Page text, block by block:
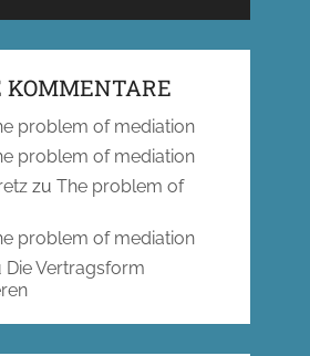
KOMMENTARE
problem of mediation
problem of mediation
zu The problem of
problem of mediation
Die Vertragsform